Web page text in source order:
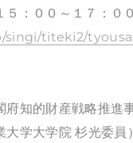
：００～１７：０
titeki2/
知的財産戦略推進
学大学院 杉光委員）